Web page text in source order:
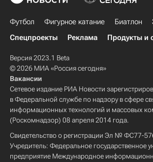
Футбол Фигурное катание Биатлон
Спецпроекты
Реклама Продукты и
Версия 2023.1 Beta
© 2026 МИА «Россия сегодня»
Вакансии
Сетевое издание РИА Новости
в Федеральной службе по надзору в сфере
информационных технологий и массовых
(Роскомнадзор) 08 апреля 2014 года.
Свидетельство о регистрации Эл № ФС77-
Учредитель: Федеральное государственное
предприятие Международное